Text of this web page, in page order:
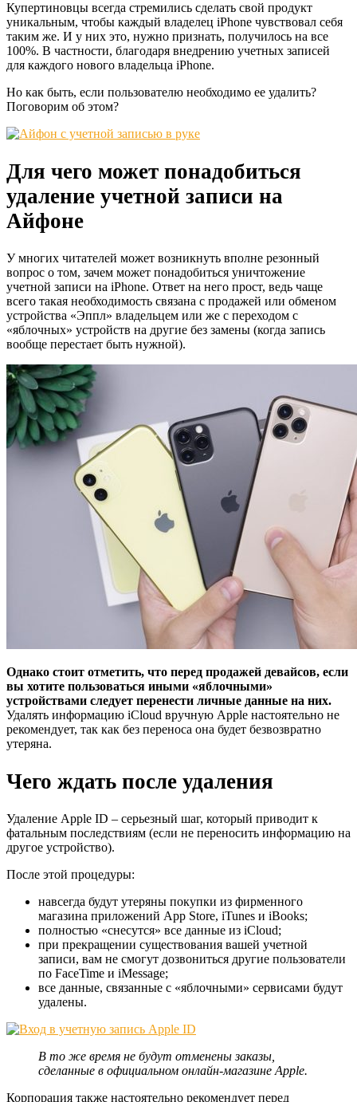
Купертиновцы всегда стремились сделать свой продукт
уникальным, чтобы каждый владелец iPhone чувствовал себя
таким же. И у них это, нужно признать, получилось на все
100%. В частности, благодаря внедрению учетных записей
для каждого нового владельца iPhone.
Но как быть, если пользователю необходимо ее удалить?
Поговорим об этом?
Для чего может понадобиться
удаление учетной записи на
Айфоне
У многих читателей может возникнуть вполне резонный
вопрос о том, зачем может понадобиться уничтожение
учетной записи на iPhone. Ответ на него прост, ведь чаще
всего такая необходимость связана с продажей или обменом
устройства «Эппл» владельцем или же с переходом с
«яблочных» устройств на другие без замены (когда запись
вообще перестает быть нужной).
Однако стоит отметить, что перед продажей девайсов, если
вы хотите пользоваться иными «яблочными»
устройствами следует перенести личные данные на них.
Удалять информацию iCloud вручную Apple настоятельно не
рекомендует, так как без переноса она будет безвозвратно
утеряна.
Чего ждать после удаления
Удаление Apple ID – серьезный шаг, который приводит к
фатальным последствиям (если не переносить информацию на
другое устройство).
После этой процедуры:
навсегда будут утеряны покупки из фирменного
магазина приложений App Store, iTunes и iBooks;
полностью «снесутся» все данные из iCloud;
при прекращении существования вашей учетной
записи, вам не смогут дозвониться другие пользователи
по FaceTime и iMessage;
все данные, связанные с «яблочными» сервисами будут
удалены.
В то же время не будут отменены заказы,
сделанные в официальном онлайн-магазине Apple.
Корпорация также настоятельно рекомендует перед